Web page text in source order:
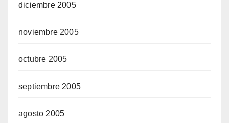
diciembre 2005
noviembre 2005
octubre 2005
septiembre 2005
agosto 2005